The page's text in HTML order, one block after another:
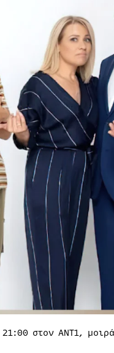
στον ΑΝΤ1,